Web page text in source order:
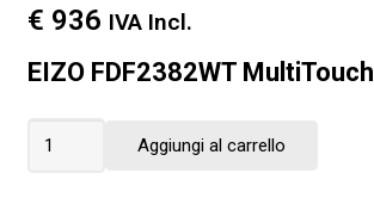
€ 936 IVA Incl.
EIZO FDF2382WT MultiTouch
Aggiungi al carrello